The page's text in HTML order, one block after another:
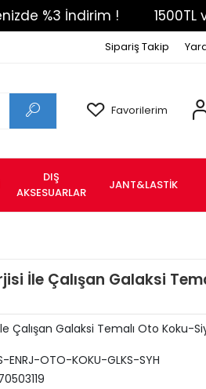
İndirim ! 1500TL ve
Sipariş Takip
Favorilerim
DIŞ
AKSESUARLAR
JANT&LASTİK
İle Çalışan Galaksi
Çalışan Galaksi Temalı Oto Koku-
ENRJ-OTO-KOKU-GLKS-SYH